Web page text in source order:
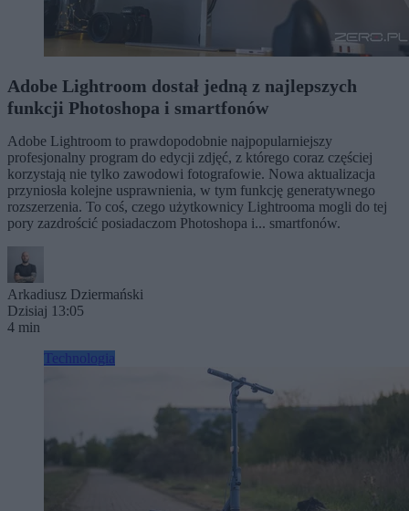
Adobe Lightroom dostał jedną z najlepszych
funkcji Photoshopa i smartfonów
Adobe Lightroom to prawdopodobnie najpopularniejszy
profesjonalny program do edycji zdjęć, z którego coraz częściej
korzystają nie tylko zawodowi fotografowie. Nowa aktualizacja
przyniosła kolejne usprawnienia, w tym funkcję generatywnego
rozszerzenia. To coś, czego użytkownicy Lightrooma mogli do tej
pory zazdrościć posiadaczom Photoshopa i... smartfonów.
Arkadiusz Dziermański
Dzisiaj 13:05
4 min
Technologia